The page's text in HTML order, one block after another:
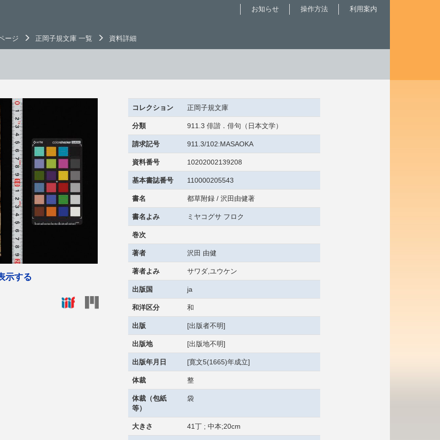
利用案内
操作方法
お知らせ
ージ 正岡子規文庫 一覧 資料詳細
示する
コレクション 正岡子規文庫
分類 911.3 俳諧．俳句（日本文学）
請求記号 911.3/102:MASAOKA
資料番号 10202002139208
基本書誌番号 110000205543
書名 都草附録 / 沢田由健著
書名よみ ミヤコグサ フロク
巻次
著者 沢田 由健
著者よみ サワダ,ユウケン
出版国 ja
和洋区分 和
出版 [出版者不明]
出版地 [出版地不明]
出版年月日 [寛文5(1665)年成立]
体裁 整
体裁（包紙
等）
袋
大きさ 41丁 ; 中本;20cm